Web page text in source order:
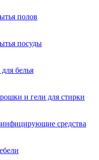
полов
посуды
белья
и гели для стирки
средства